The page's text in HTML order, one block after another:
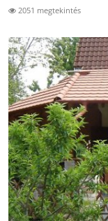
2051 megtekintés